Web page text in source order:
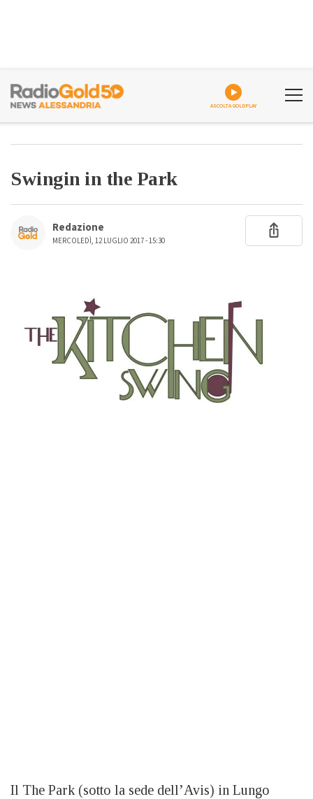
ASCOLTA GOLDPLAY
Swingin in the Park
Redazione
MERCOLEDÌ, 12 LUGLIO 2017 - 15:30
Il The Park (sotto la sede dell’Avis) in Lungo